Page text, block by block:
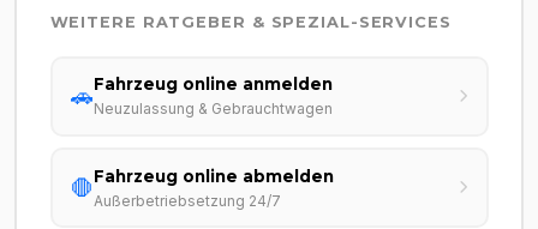
WEITERE RATGEBER & SPEZIAL-SERVICES
🚗Fahrzeug online anmelden
Neuzulassung & Gebrauchtwagen
🛑Fahrzeug online abmelden
Außerbetriebsetzung 24/7